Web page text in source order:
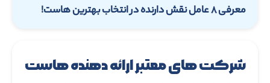
معرفی ۸ عامل نقش دارنده در انتخاب بهترین هاست!
شرکت های معتبر ارائه دهنده هاست